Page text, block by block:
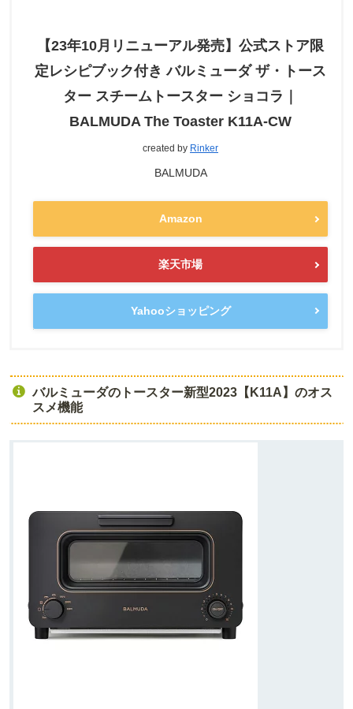
【23年10月リニューアル発売】公式ストア限
定レシピブック付き バルミューダ ザ・トース
ター スチームトースター ショコラ｜
BALMUDA The Toaster K11A-CW
created by Rinker
BALMUDA
Amazon
楽天市場
Yahooショッピング
バルミューダのトースター新型2023【K11A】のオス
スメ機能